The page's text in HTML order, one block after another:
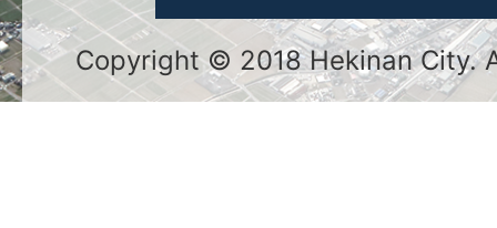
Copyright © 2018 Hekinan City.